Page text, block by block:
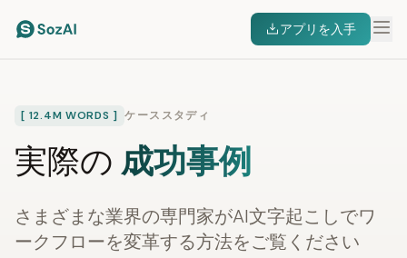
アプリを入手
[ 12.4M WORDS ] ケーススタディ
実際の 成功事例
さまざまな業界の専門家がAI文字起こしでワ
ークフローを変革する方法をご覧ください